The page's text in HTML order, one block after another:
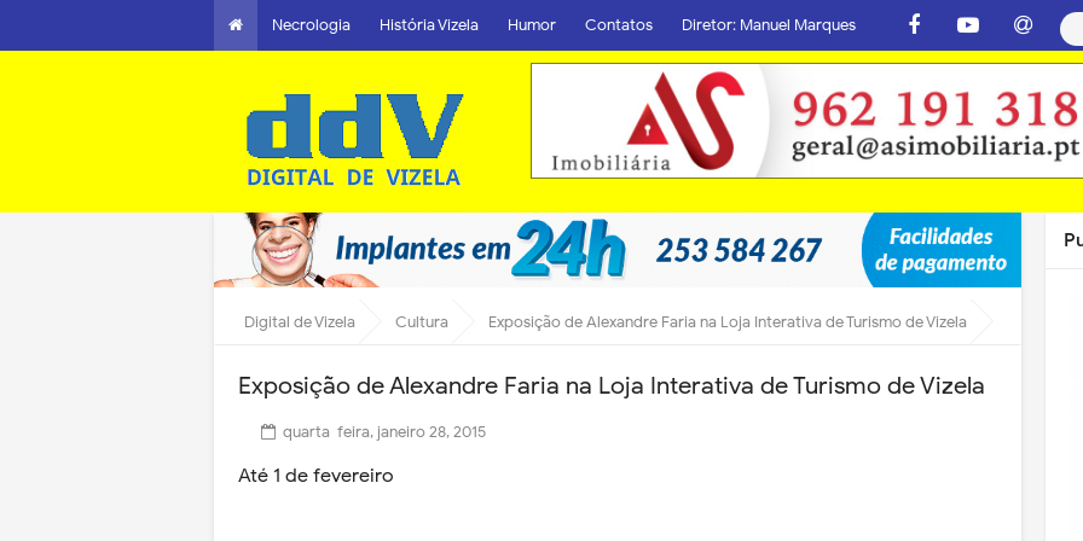
Necrologia História Vizela Humor Contatos Diretor: Manuel Marques
Digital de Vizela Cultura Exposição de Alexandre Faria na Loja Interativa de Turismo de Vizela
Exposição de Alexandre Faria na Loja Interativa de Turismo de Vizela
quarta-feira, janeiro 28, 2015
Até 1 de fevereiro